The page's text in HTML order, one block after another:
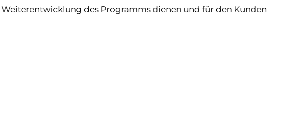
des Programms dienen und für den Kunden